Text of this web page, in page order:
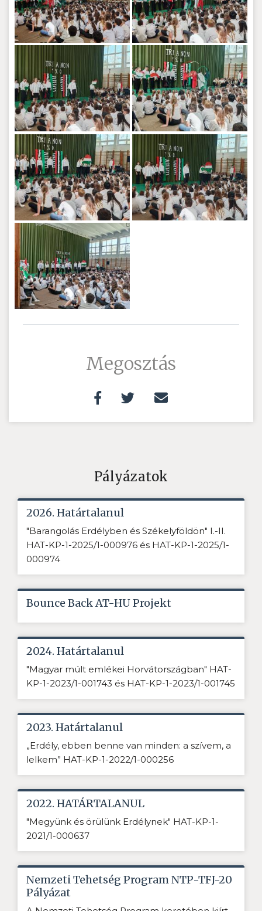
Megosztás
Pályázatok
2026. Határtalanul
"Barangolás Erdélyben és Székelyföldön" I.-II.
HAT-KP-1-2025/1-000976 és HAT-KP-1-2025/1-
000974
Bounce Back AT-HU Projekt
2024. Határtalanul
"Magyar múlt emlékei Horvátországban" HAT-
KP-1-2023/1-001743 és HAT-KP-1-2023/1-001745
2023. Határtalanul
„Erdély, ebben benne van minden: a szívem, a
lelkem” HAT-KP-1-2022/1-000256
2022. HATÁRTALANUL
"Megyünk és örülünk Erdélynek" HAT-KP-1-
2021/1-000637
Nemzeti Tehetség Program NTP-TFJ-20
Pályázat